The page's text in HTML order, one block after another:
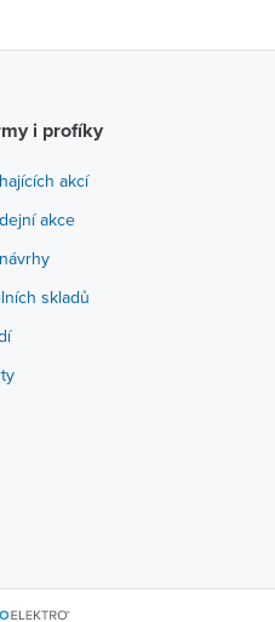
i profíky
akcí
akce
skladů